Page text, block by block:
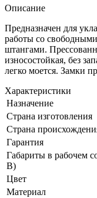
Описание
Предназначен для
работы со
штангами.
износостойкая, без
легко моется. Замки
Характеристики
Назначение
Страна изготовления
Страна
Гарантия
Габариты в рабочем
В)
Цвет
Материал